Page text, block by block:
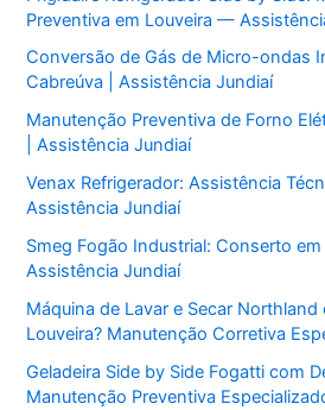
Preventiva em Louveira —
Conversão de Gás de Micro-ondas
Cabreúva | Assistência Jundiaí
Manutenção Preventiva de Forno
| Assistência Jundiaí
Venax Refrigerador: Assistência
Assistência Jundiaí
Smeg Fogão Industrial: Conserto
Assistência Jundiaí
Máquina de Lavar e Secar Northland
Louveira? Manutenção Corretiva
Geladeira Side by Side Fogatti com
Manutenção Preventiva